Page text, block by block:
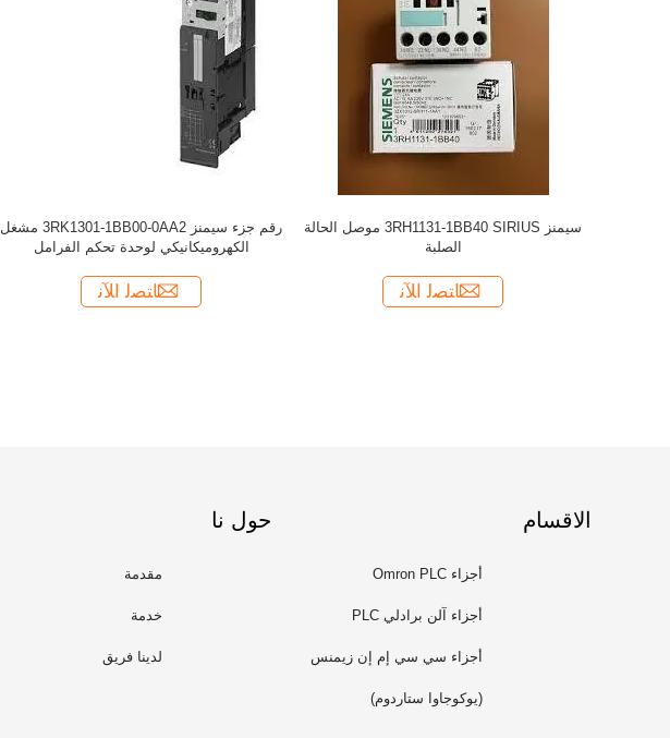
سيمنز 3RH1131-1BB40 SIRIUS موصل الحالة
الصلبة
ﺎﺘﺼﻟ ﺍﻶﻧ
رقم جزء سيمنز 3RK1301-1BB00-0AA2 مشغل
الكهروميكانيكي لوحدة تحكم الفرامل
ﺎﺘﺼﻟ ﺍﻶﻧ
الاقسام
أجزاء Omron PLC
أجزاء آلن برادلي PLC
أجزاء سي سي إم إن زيمنس
(يوكوجاوا ستاردوم)
حول نا
مقدمة
خدمة
لدينا فريق